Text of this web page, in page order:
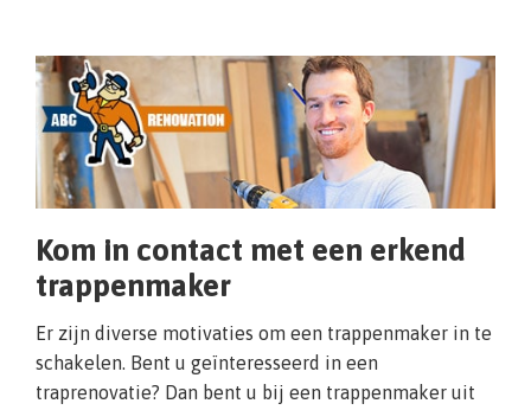
Kom in contact met een erkend
trappenmaker
Er zijn diverse motivaties om een trappenmaker in te
schakelen. Bent u geïnteresseerd in een
traprenovatie? Dan bent u bij een trappenmaker uit